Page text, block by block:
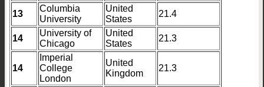
13
Columbia
University
United
States
21.4
14
University of
Chicago
United
States
21.3
14
Imperial
College
London
United
Kingdom
21.3